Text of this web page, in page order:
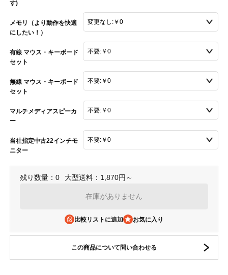
す)
メモリ（より動作を快適
にしたい！）
有線 マウス・キーボード
セット
無線 マウス・キーボード
セット
マルチメディアスピーカ
ー
当社指定中古22インチモ
ニター
残り数量：0 大型送料：1,870円～
在庫がありません
比較リストに追加
この商品について問い合わせる